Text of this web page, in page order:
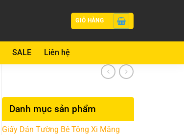
GIỎ HÀNG
SALE Liên hệ
Danh mục sản phẩm
Giấy Dán Tường Bê Tông Xi Măng